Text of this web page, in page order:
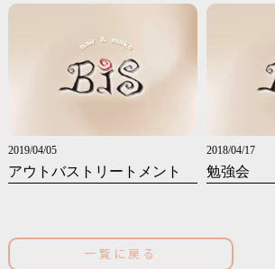
2019/04/05
アウトバストリートメント
2018/04/17
勉強会
一覧に戻る